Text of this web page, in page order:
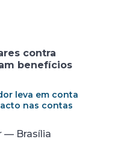
contra
benefícios
leva em conta
nas contas
— Brasília